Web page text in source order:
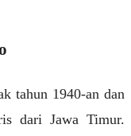
tahun 1940-an dan
dari Jawa Timur.